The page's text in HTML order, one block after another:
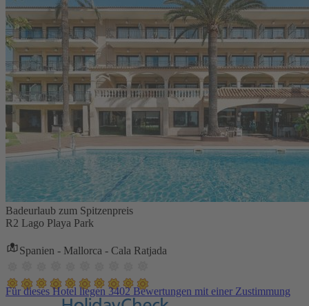
Badeurlaub zum Spitzenpreis
R2 Lago Playa Park
Spanien - Mallorca - Cala Ratjada
Für dieses Hotel liegen 3402 Bewertungen mit einer Zustimmung